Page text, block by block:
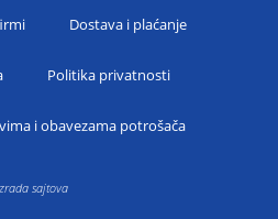
Dostava i plaćanje
Politika privatnosti
i obavezama potrošača
sajtova